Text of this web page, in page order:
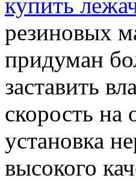
резиновых
придуман
заставить
скорость на
установка
высокого